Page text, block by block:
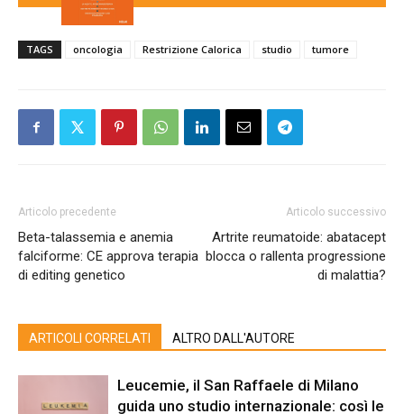
TAGS oncologia Restrizione Calorica studio tumore
Articolo precedente
Beta-talassemia e anemia
falciforme: CE approva terapia
di editing genetico
Articolo successivo
Artrite reumatoide: abatacept
blocca o rallenta progressione
di malattia?
ARTICOLI CORRELATI ALTRO DALL'AUTORE
Leucemie, il San Raffaele di Milano
guida uno studio internazionale: così le